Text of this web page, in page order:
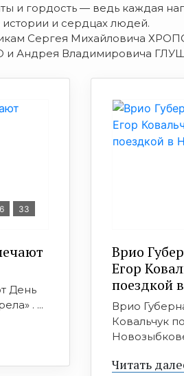
и гордость — ведь каждая
и сердцах людей.
Сергея Михайловича
Андрея Владимировича
33
День
. ...
Врио
Егор
поездкой
Врио
Ковальчук
Читать